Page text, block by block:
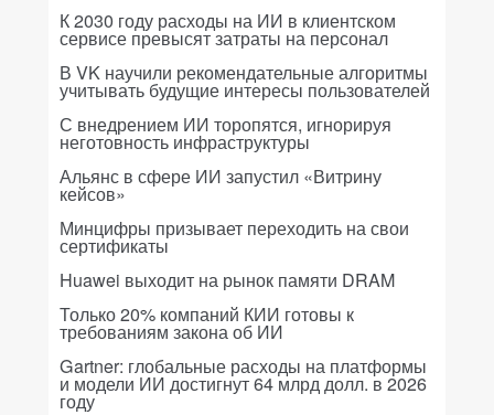
К 2030 году расходы на ИИ в клиентском
сервисе превысят затраты на персонал
В VK научили рекомендательные алгоритмы
учитывать будущие интересы пользователей
С внедрением ИИ торопятся, игнорируя
неготовность инфраструктуры
Альянс в сфере ИИ запустил «Витрину
кейсов»
Минцифры призывает переходить на свои
сертификаты
Huawei выходит на рынок памяти DRAM
Только 20% компаний КИИ готовы к
требованиям закона об ИИ
Gartner: глобальные расходы на платформы
и модели ИИ достигнут 64 млрд долл. в 2026
году